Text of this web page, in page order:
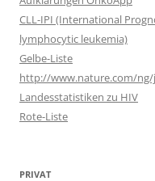
CLL-IPI (International
lymphocytic leukemia)
Gelbe-Liste
http://www.nature.com/
Landesstatistiken zu HIV
Rote-Liste
PRIVAT